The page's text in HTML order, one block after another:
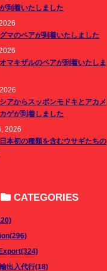
到着いたしました
マのペアが到着いたしました
マキザルのペアが到着いたしま
アからスッポンモドキとアカメ
ゲが到着しました
2026
本初の種類を含むウサギたちの
CATEGORIES
出入代行(18)